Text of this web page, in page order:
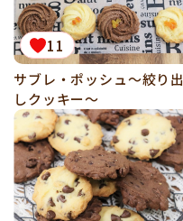
11
サブレ・ポッシュ～絞り出
しクッキー～